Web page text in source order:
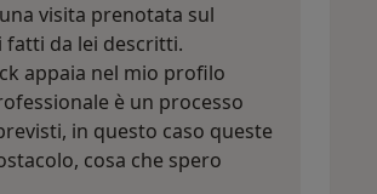
visita prenotata sul
fatti da lei descritti.
appaia nel mio profilo
è un processo
in questo caso queste
cosa che spero